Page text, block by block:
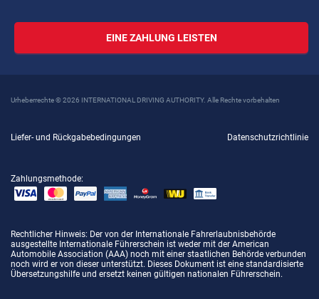
EINE ZAHLUNG LEISTEN
Urheberrechte © 2026 INTERNATIONAL DRIVING AUTHORITY. Alle Rechte vorbehalten
Liefer- und Rückgabebedingungen Datenschutzrichtlinie
Zahlungsmethode:
Rechtlicher Hinweis: Der von der Internationale Fahrerlaubnisbehörde
ausgestellte Internationale Führerschein ist weder mit der American
Automobile Association (AAA) noch mit einer staatlichen Behörde verbunden
noch wird er von dieser unterstützt. Dieses Dokument ist eine standardisierte
Übersetzungshilfe und ersetzt keinen gültigen nationalen Führerschein.